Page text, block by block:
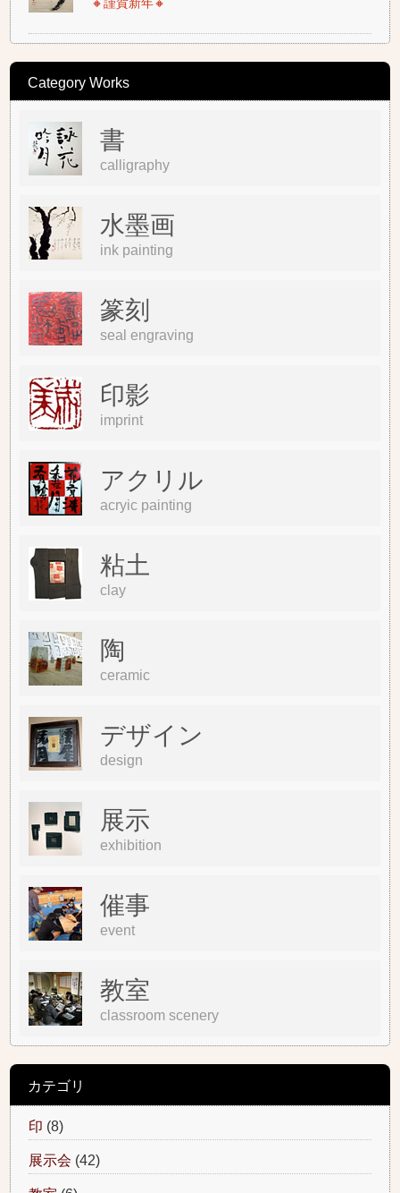
Category Works
書
calligraphy
水墨画
ink painting
篆刻
seal engraving
印影
imprint
アクリル
acryic painting
粘土
clay
陶
ceramic
デザイン
design
展示
exhibition
催事
event
教室
classroom scenery
カテゴリ
印 (8)
展示会 (42)